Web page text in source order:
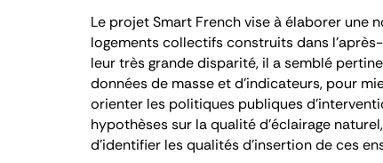
Le projet Smart French vise à élaborer une
logements collectifs construits dans
leur très grande disparité, il a semblé
données de masse et d'indicateurs, pour
orienter les politiques publiques
hypothèses sur la qualité d'éclairage
d'identifier les qualités d'insertion de ces